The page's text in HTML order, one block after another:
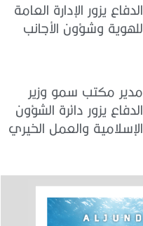
الدفاع يزور الإدارة العامة
للهوية وشؤون الأجانب
مدير مكتب سمو وزير
الدفاع يزور دائرة الشؤون
الإسلامية والعمل الخيري